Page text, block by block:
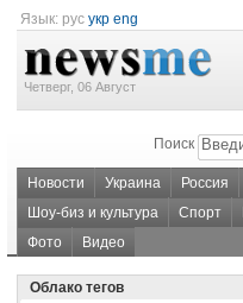
Язык: рус укр eng
Четверг, 06 Август
Поиск
Новости Украина Россия
Шоу-биз и культура
Спорт
Фото
Видео
Облако тегов